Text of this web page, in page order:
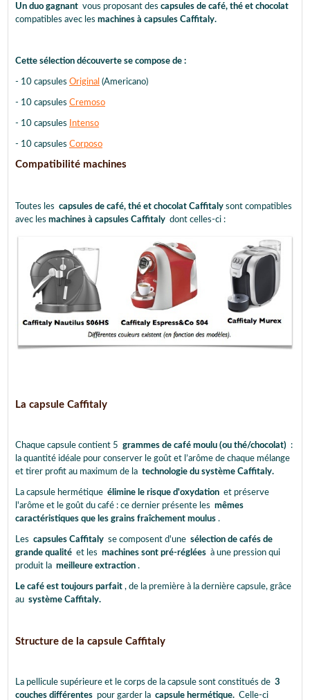
Un duo gagnant vous proposant des capsules de café, thé et chocolat
compatibles avec les machines à capsules Caffitaly.
Cette sélection découverte se compose de :
- 10 capsules Original (Americano)
- 10 capsules Cremoso
- 10 capsules Intenso
- 10 capsules Corposo
Compatibilité machines
Toutes les capsules de café, thé et chocolat Caffitaly sont compatibles
avec les machines à capsules Caffitaly dont celles-ci :
La capsule Caffitaly
Chaque capsule contient 5 grammes de café moulu (ou thé/chocolat)
:
la quantité idéale pour conserver le goût et l’arôme de chaque mélange
et tirer profit au maximum de la technologie du système Caffitaly.
La capsule hermétique élimine le risque d'oxydation et préserve
l'arôme et le goût du café : ce dernier présente les mêmes
caractéristiques que les grains fraîchement moulus .
Les capsules Caffitaly se composent d'une sélection de cafés de
grande qualité et les machines sont pré-réglées à une pression qui
produit la meilleure extraction .
Le café est toujours parfait , de la première à la dernière capsule, grâce
au système Caffitaly.
Structure de la capsule Caffitaly
La pellicule supérieure et le corps de la capsule sont constitués de 3
couches différentes pour garder la capsule hermétique. Celle-ci